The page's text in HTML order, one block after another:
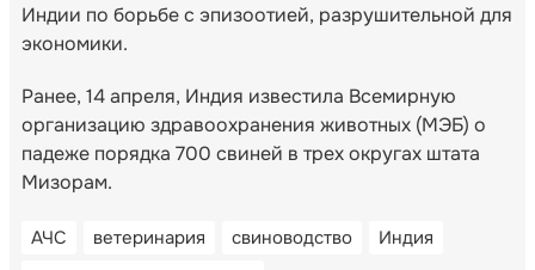
Индии по борьбе с эпизоотией, разрушительной для
экономики.
Ранее, 14 апреля, Индия известила Всемирную
организацию здравоохранения животных (МЭБ) о
падеже порядка 700 свиней в трех округах штата
Мизорам.
АЧС ветеринария свиноводство
Индия